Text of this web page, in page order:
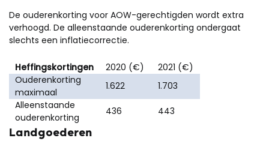
De ouderenkorting voor AOW-gerechtigden wordt extra
verhoogd. De alleenstaande ouderenkorting ondergaat
slechts een inflatiecorrectie.
Heffingskortingen 2020 (€)
2021 (€)
Ouderenkorting
maximaal
1.622
1.703
Alleenstaande
ouderenkorting
436 443
Landgoederen